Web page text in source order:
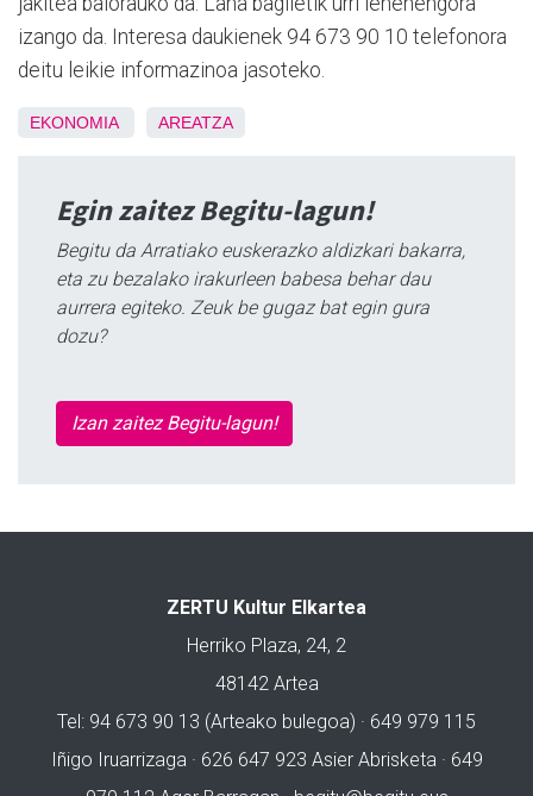
izango da. Interesa daukienek 94 673 90 10 telefonora
deitu leikie informazinoa jasoteko.
EKONOMIA AREATZA
Egin zaitez Begitu-lagun!
Begitu da Arratiako euskerazko aldizkari bakarra,
eta zu bezalako irakurleen babesa behar dau
aurrera egiteko. Zeuk be gugaz bat egin gura
dozu?
Izan zaitez Begitu-lagun!
ZERTU Kultur Elkartea
Herriko Plaza, 24, 2
48142 Artea
Tel: 94 673 90 13 (Arteako bulegoa) · 649 979 115
Iñigo Iruarrizaga · 626 647 923 Asier Abrisketa · 649